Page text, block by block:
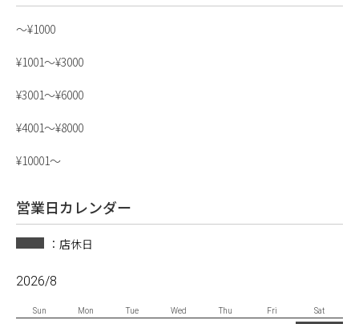
〜¥1000
¥1001〜¥3000
¥3001〜¥6000
¥4001〜¥8000
¥10001〜
営業日カレンダー
：店休日
2026/8
Sun Mon Tue Wed Thu Fri Sat